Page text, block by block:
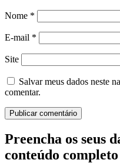
Nome *
E-mail *
Site
Salvar meus dados neste
comentar.
Preencha os seus
conteúdo